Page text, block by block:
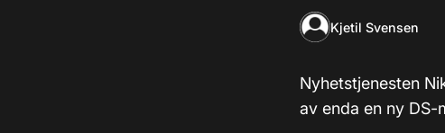
Kjetil Svensen
Nyhetstjenesten
av enda en ny DS-